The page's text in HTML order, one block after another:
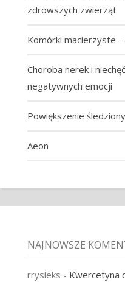
zdrowszych zwierząt
Komórki macierzyste
Choroba nerek i
negatywnych emocji
Powiększenie śledziony
Aeon
NAJNOWSZE
rrysieks - Kwercetyna